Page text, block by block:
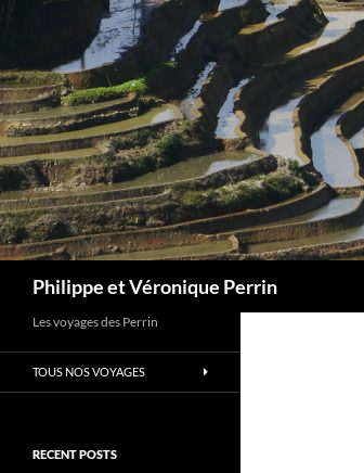
Skip
content
Philippe et Véronique Perrin
Les voyages des Perrin
TOUS NOS VOYAGES
RECENT POSTS